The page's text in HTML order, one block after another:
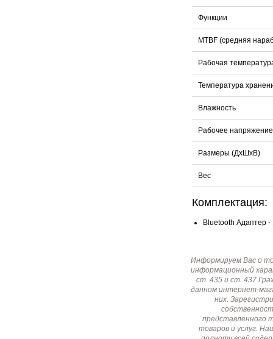
Функции
MTBF (средняя
Рабочая
Температура
Влажность
Рабочее напряжение
Размеры (ДхШхВ)
Вес
Комплектация:
Bluetooth Адаптер -
Информируем Вас о
информационный
ст. 435 и ст. 437
данном интернет-
них.
представленного
товаров и услуг.